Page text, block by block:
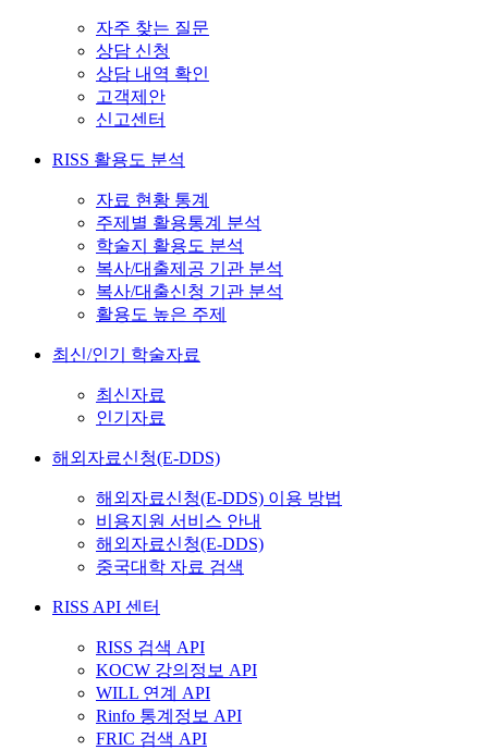
자주 찾는 질문
상담 신청
상담 내역 확인
고객제안
신고센터
RISS 활용도 분석
자료 현황 통계
주제별 활용통계 분석
학술지 활용도 분석
복사/대출제공 기관 분석
복사/대출신청 기관 분석
활용도 높은 주제
최신/인기 학술자료
최신자료
인기자료
해외자료신청(E-DDS)
해외자료신청(E-DDS) 이용 방법
비용지원 서비스 안내
해외자료신청(E-DDS)
중국대학 자료 검색
RISS API 센터
RISS 검색 API
KOCW 강의정보 API
WILL 연계 API
Rinfo 통계정보 API
FRIC 검색 API